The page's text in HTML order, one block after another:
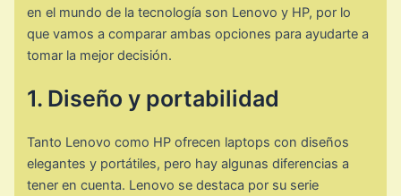
en el mundo de la tecnología son Lenovo y HP, por lo
que vamos a comparar ambas opciones para ayudarte a
tomar la mejor decisión.
1. Diseño y portabilidad
Tanto Lenovo como HP ofrecen laptops con diseños
elegantes y portátiles, pero hay algunas diferencias a
tener en cuenta. Lenovo se destaca por su serie